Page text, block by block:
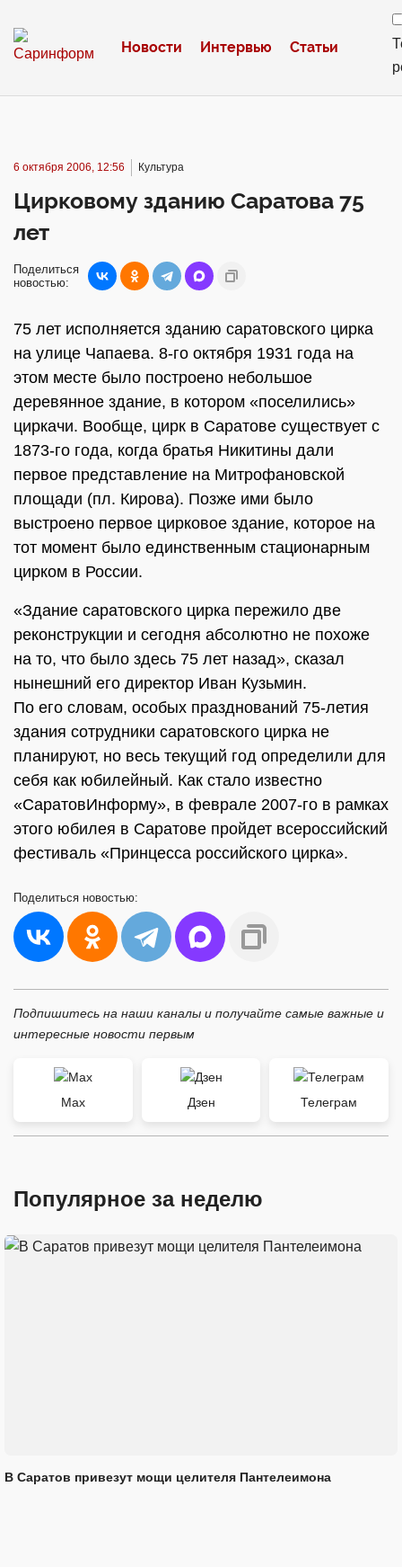
Новости Интервью Статьи
6 октября 2006, 12:56 Культура
Цирковому зданию Саратова 75
лет
Поделиться
новостью:
75 лет исполняется зданию саратовского цирка
на улице Чапаева. 8-го октября 1931 года на
этом месте было построено небольшое
деревянное здание, в котором «поселились»
циркачи. Вообще, цирк в Саратове существует с
1873-го года, когда братья Никитины дали
первое представление на Митрофановской
площади (пл. Кирова). Позже ими было
выстроено первое цирковое здание, которое на
тот момент было единственным стационарным
цирком в России.
«Здание саратовского цирка пережило две
реконструкции и сегодня абсолютно не похоже
на то, что было здесь 75 лет назад», сказал
нынешний его директор Иван Кузьмин.
По его словам, особых празднований 75-летия
здания сотрудники саратовского цирка не
планируют, но весь текущий год определили для
себя как юбилейный. Как стало известно
«СаратовИнформу», в феврале 2007-го в рамках
этого юбилея в Саратове пройдет всероссийский
фестиваль «Принцесса российского цирка».
Поделиться новостью:
Подпишитесь на наши каналы и получайте самые важные и
интересные новости первым
Max Дзен Телеграм
Популярное за неделю
В Саратов привезут мощи целителя Пантелеимона